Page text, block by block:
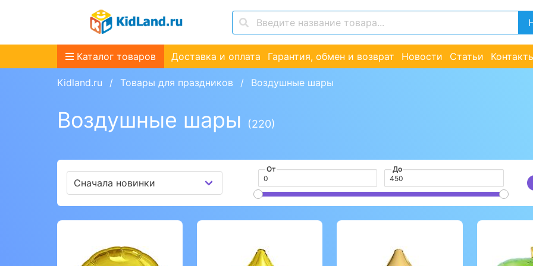
Каталог товаров Доставка и оплата Гарантия, обмен и возврат Новости Статьи
Kidland.ru Товары для праздников Воздушные шары
Воздушные шары (220)
От До